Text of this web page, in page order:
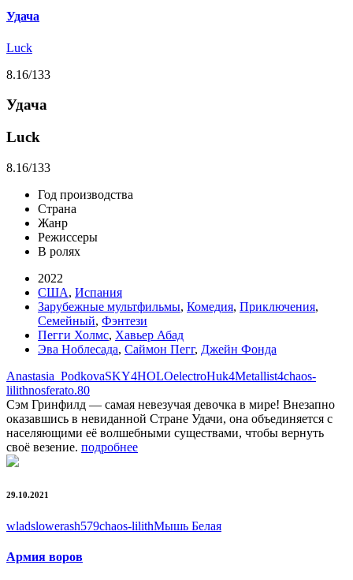
Удача
Luck
8.16/133
Удача
Luck
8.16/133
Год производства
Страна
Жанр
Режиссеры
В ролях
2022
США, Испания
Зарубежные мультфильмы, Комедия, Приключения,
Семейный, Фэнтези
Пегги Холмс, Хавьер Абад
Эва Ноблесада, Саймон Пегг, Джейн Фонда
Anastasia_PodkovaSKY4HOLOelectroHuk4Metallist4chaos-
lilithnosferato.80
Сэм Гринфилд — самая невезучая девочка в мире! Внезапно
оказавшись в невиданной Стране Удачи, она объединяется с
населяющими её волшебными существами, чтобы вернуть
своё везение. подробнее
29.10.2021
wladslowerash579chaos-lilithМышь Белая
Армия воров